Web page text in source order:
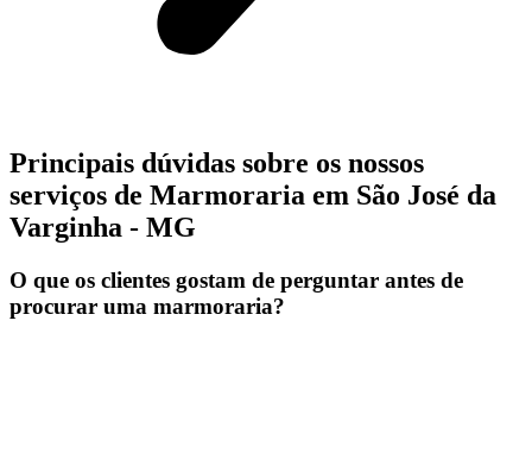
Principais dúvidas sobre os nossos
serviços de Marmoraria em São José da
Varginha - MG
O que os clientes gostam de perguntar antes de
procurar uma marmoraria?